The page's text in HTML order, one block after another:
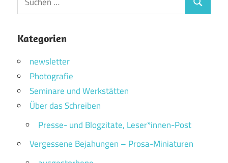
nach:
Suchen
Kategorien
newsletter
Photografie
Seminare und Werkstätten
Über das Schreiben
Presse- und Blogzitate, Leser*innen-Post
Vergessene Bejahungen – Prosa-Miniaturen